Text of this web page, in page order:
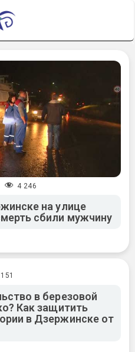
4 246
на улице
сбили мужчину
в березовой
Как защитить
в Дзержинске от